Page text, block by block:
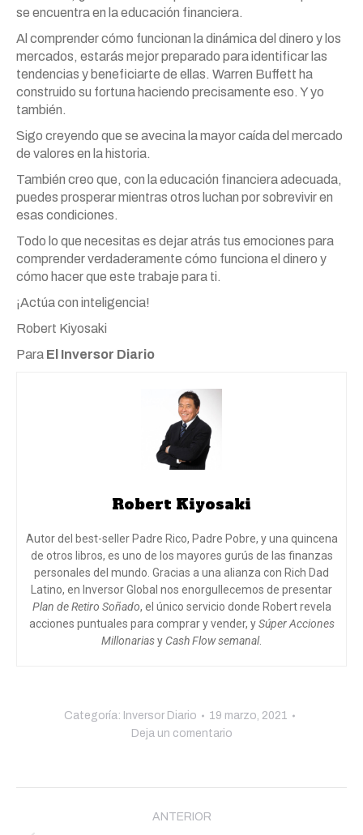
se encuentra en la educación financiera.
Al comprender cómo funcionan la dinámica del dinero y los
mercados, estarás mejor preparado para identificar las
tendencias y beneficiarte de ellas. Warren Buffett ha
construido su fortuna haciendo precisamente eso. Y yo
también.
Sigo creyendo que se avecina la mayor caída del mercado
de valores en la historia.
También creo que, con la educación financiera adecuada,
puedes prosperar mientras otros luchan por sobrevivir en
esas condiciones.
Todo lo que necesitas es dejar atrás tus emociones para
comprender verdaderamente cómo funciona el dinero y
cómo hacer que este trabaje para ti.
¡Actúa con inteligencia!
Robert Kiyosaki
Para El Inversor Diario
Robert Kiyosaki
Autor del best-seller Padre Rico, Padre Pobre, y una quincena
de otros libros, es uno de los mayores gurús de las finanzas
personales del mundo. Gracias a una alianza con Rich Dad
Latino, en Inversor Global nos enorgullecemos de presentar
Plan de Retiro Soñado, el único servicio donde Robert revela
acciones puntuales para comprar y vender, ySúper Acciones
Millonariasy Cash Flow semanal.
Categoría: Inversor Diario
19 marzo, 2021
Deja un comentario
ANTERIOR